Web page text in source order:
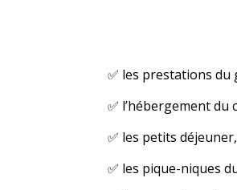
✅ les prestations du
✅ l’hébergement du
✅ les petits déjeuner,
✅ les pique-niques